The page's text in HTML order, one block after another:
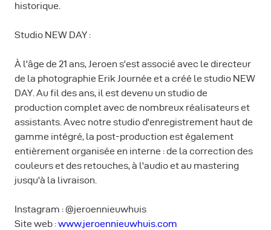
historique.
Studio NEW DAY :
À l'âge de 21 ans, Jeroen s'est associé avec le directeur
de la photographie Erik Journée et a créé le studio NEW
DAY. Au fil des ans, il est devenu un studio de
production complet avec de nombreux réalisateurs et
assistants. Avec notre studio d'enregistrement haut de
gamme intégré, la post-production est également
entièrement organisée en interne : de la correction des
couleurs et des retouches, à l'audio et au mastering
jusqu'à la livraison.
Instagram : @jeroennieuwhuis
Site web :www.jeroennieuwhuis.com